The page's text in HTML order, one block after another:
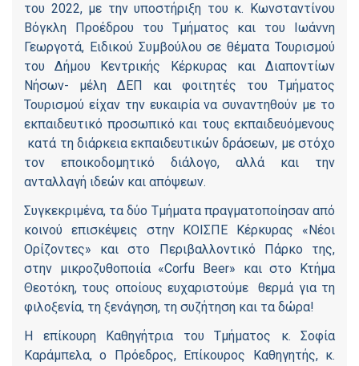
του 2022, με την υποστήριξη του κ. Κωνσταντίνου
Βόγκλη Προέδρου του Τμήματος και του Ιωάννη
Γεωργοτά, Ειδικού Συμβούλου σε θέματα Τουρισμού
του Δήμου Κεντρικής Κέρκυρας και Διαποντίων
Νήσων- μέλη ΔΕΠ και φοιτητές του Τμήματος
Τουρισμού είχαν την ευκαιρία να συναντηθούν με το
εκπαιδευτικό προσωπικό και τους εκπαιδευόμενους
κατά τη διάρκεια εκπαιδευτικών δράσεων, με στόχο
τον εποικοδομητικό διάλογο, αλλά και την
ανταλλαγή ιδεών και απόψεων.
Συγκεκριμένα, τα δύο Τμήματα πραγματοποίησαν από
κοινού επισκέψεις στην ΚΟΙΣΠΕ Κέρκυρας «Νέοι
Ορίζοντες» και στο Περιβαλλοντικό Πάρκο της,
στην μικροζυθοποιία «Corfu Beer» και στο Κτήμα
Θεοτόκη, τους οποίους ευχαριστούμε θερμά για τη
φιλοξενία, τη ξενάγηση, τη συζήτηση και τα δώρα!
Η επίκουρη Καθηγήτρια του Τμήματος κ. Σοφία
Καράμπελα, ο Πρόεδρος, Επίκουρος Καθηγητής, κ.